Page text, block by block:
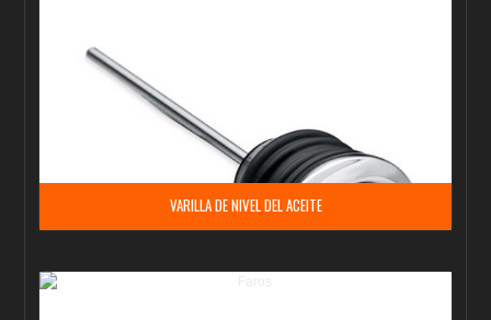
VARILLA DE NIVEL DEL ACEITE